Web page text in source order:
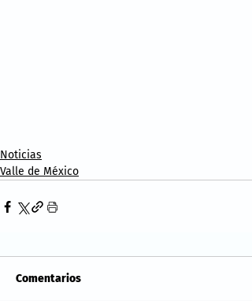
Noticias
Valle de México
Comentarios